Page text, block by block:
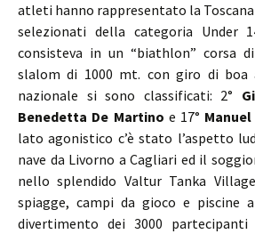
atleti hanno rappresentato la
selezionati della categoria Under
consisteva in un “biathlon” corsa
slalom di 1000 mt. con giro di
nazionale si sono classificati: 2°
Benedetta De Martino e 17°
lato agonistico c’è stato l’aspetto
nave da Livorno a Cagliari ed il
nello splendido Valtur Tanka
spiagge, campi da gioco e piscine
divertimento dei 3000